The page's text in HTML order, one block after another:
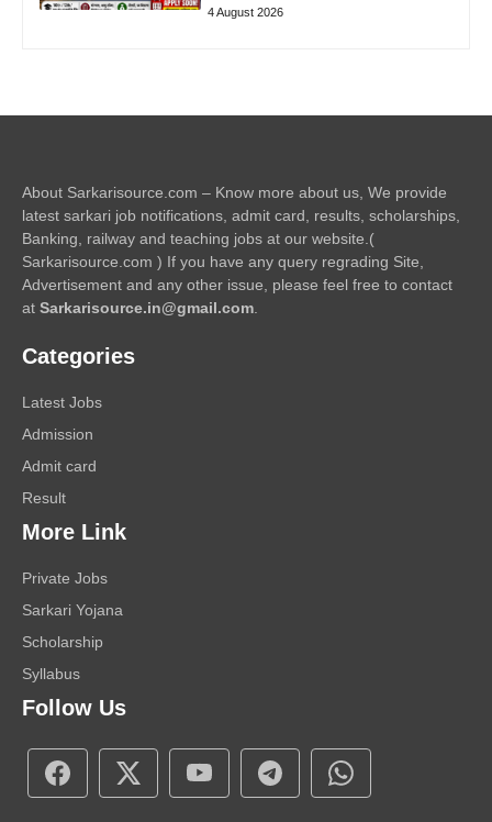
4 August 2026
About Sarkarisource.com – Know more about us, We provide
latest sarkari job notifications, admit card, results, scholarships,
Banking, railway and teaching jobs at our website.(
Sarkarisource.com ) If you have any query regrading Site,
Advertisement and any other issue, please feel free to contact
at Sarkarisource.in@gmail.com
Categories
Latest Jobs
Admission
Admit card
Result
More Link
Private Jobs
Sarkari Yojana
Scholarship
Syllabus
Follow Us